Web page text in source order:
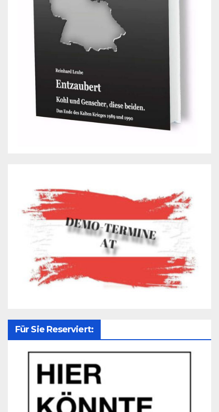
Für Sie Reserviert: